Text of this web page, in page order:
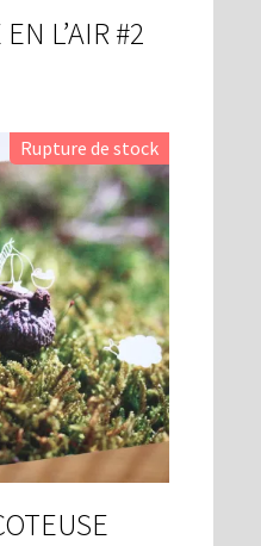
L’AIR #2